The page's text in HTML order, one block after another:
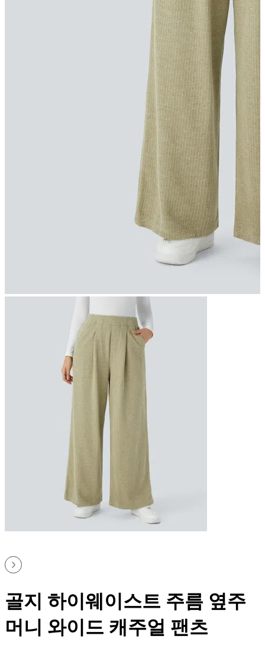
골지 하이웨이스트 주름 옆주
머니 와이드 캐주얼 팬츠